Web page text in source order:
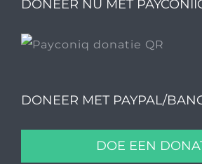
DONEER NU MET
DONEER MET PAYPAL/
DOE EEN